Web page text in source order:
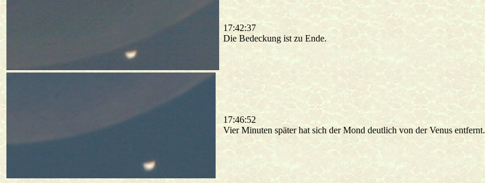
17:42:37
Die Bedeckung ist zu Ende.
17:46:52
Vier Minuten später hat sich der Mond deutlich von der Venus entfernt.